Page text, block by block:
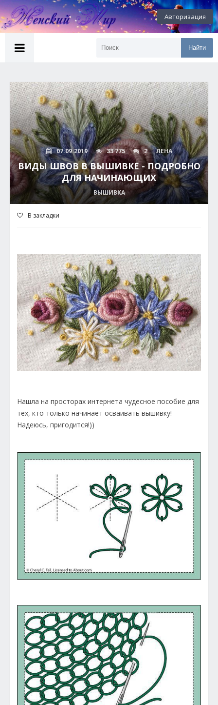
Авторизация
Найти
07.09.2019 33 775 2 ЛЕНА
ВИДЫ ШВОВ В ВЫШИВКЕ - ПОДРОБНО
ДЛЯ НАЧИНАЮЩИХ
ВЫШИВКА
В закладки
Нашла на просторах интернета чудесное пособие для
тех, кто только начинает осваивать вышивку!
Надеюсь, пригодится!))